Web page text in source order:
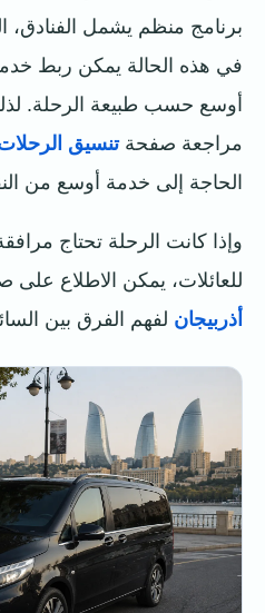
برنامج منظم يشمل الفنادق،
في هذه الحالة يمكن ربط
أوسع حسب طبيعة الرحلة.
مراجعة صفحةتنسيق
الحاجة إلى خدمة أوسع من
وإذا كانت الرحلة تحتاج
للعائلات، يمكن الاطلاع على
أذربيجان لفهم الفرق بين